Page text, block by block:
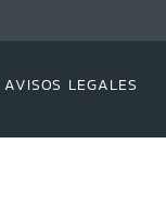
AVISOS LEGALES